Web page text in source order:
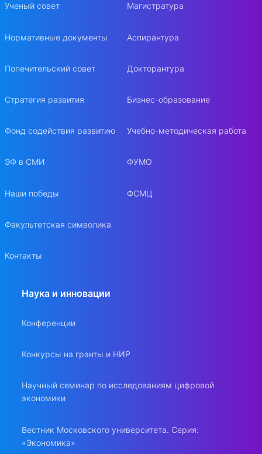
Ученый совет
Нормативные документы
Попечительский совет
Стратегия развития
Фонд содействия развитию
ЭФ в СМИ
Наши победы
Факультетская символика
Контакты
Магистратура
Аспирантура
Докторантура
Бизнес-образование
Учебно-методическая работа
ФУМО
ФСМЦ
Наука и инновации
Конференции
Конкурсы на гранты и НИР
Научный семинар по исследованиям цифровой
экономики
Вестник Московского университета. Серия:
«Экономика»